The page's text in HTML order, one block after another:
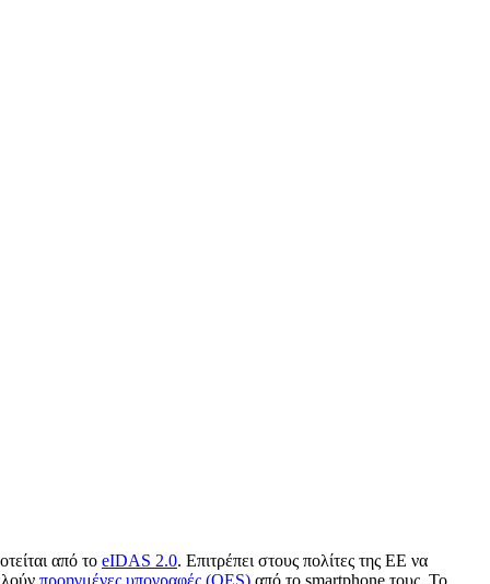
από το eIDAS 2.0. Επιτρέπει στους πολίτες της ΕΕ να
προηγμένες υπογραφές (QES) από το smartphone τους. Το